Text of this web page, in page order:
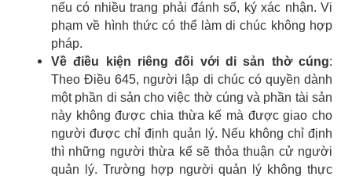
nếu có nhiều trang phải đánh số, ký xác nhận. Vi
phạm về hình thức có thể làm di chúc không hợp
pháp.
Về điều kiện riêng đối với di sản thờ cúng:
Theo Điều 645, người lập di chúc có quyền dành
một phần di sản cho việc thờ cúng và phần tài sản
này không được chia thừa kế mà được giao cho
người được chỉ định quản lý. Nếu không chỉ định
thì những người thừa kế sẽ thỏa thuận cử người
quản lý. Trường hợp người quản lý không thực